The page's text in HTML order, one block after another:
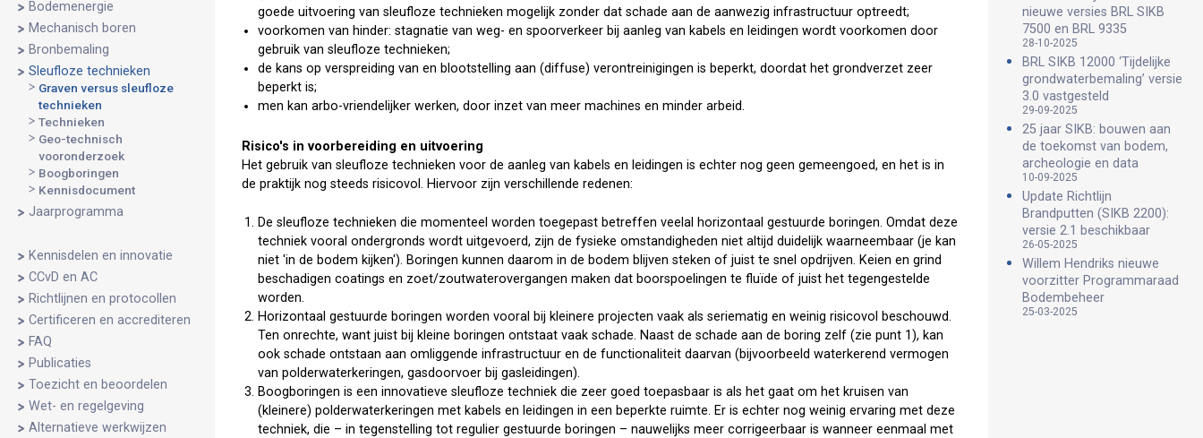
Bodemenergie
Mechanisch boren
Bronbemaling
Sleufloze technieken
Graven versus sleufloze
technieken
Technieken
Geo-technisch
vooronderzoek
Boogboringen
Kennisdocument
Jaarprogramma
Kennisdelen en innovatie
CCvD en AC
Richtlijnen en protocollen
Certificeren en accrediteren
FAQ
Publicaties
Toezicht en beoordelen
Wet- en regelgeving
Alternatieve werkwijzen
goede uitvoering van sleufloze technieken mogelijk zonder dat schade aan de aanwezig infrastructuur optreedt;
voorkomen van hinder: stagnatie van weg- en spoorverkeer bij aanleg van kabels en leidingen wordt voorkomen door
gebruik van sleufloze technieken;
de kans op verspreiding van en blootstelling aan (diffuse) verontreinigingen is beperkt, doordat het grondverzet zeer
beperkt is;
men kan arbo-vriendelijker werken, door inzet van meer machines en minder arbeid.
Risico's in voorbereiding en uitvoering
Het gebruik van sleufloze technieken voor de aanleg van kabels en leidingen is echter nog geen gemeengoed, en het is in
de praktijk nog steeds risicovol. Hiervoor zijn verschillende redenen:
De sleufloze technieken die momenteel worden toegepast betreffen veelal horizontaal gestuurde boringen. Omdat deze
techniek vooral ondergronds wordt uitgevoerd, zijn de fysieke omstandigheden niet altijd duidelijk waarneembaar (je kan
niet 'in de bodem kijken'). Boringen kunnen daarom in de bodem blijven steken of juist te snel opdrijven. Keien en grind
beschadigen coatings en zoet/zoutwaterovergangen maken dat boorspoelingen te fluïde of juist het tegengestelde
worden.
Horizontaal gestuurde boringen worden vooral bij kleinere projecten vaak als seriematig en weinig risicovol beschouwd.
Ten onrechte, want juist bij kleine boringen ontstaat vaak schade. Naast de schade aan de boring zelf (zie punt 1), kan
ook schade ontstaan aan omliggende infrastructuur en de functionaliteit daarvan (bijvoorbeeld waterkerend vermogen
van polderwaterkeringen, gasdoorvoer bij gasleidingen).
Boogboringen is een innovatieve sleufloze techniek die zeer goed toepasbaar is als het gaat om het kruisen van
(kleinere) polderwaterkeringen met kabels en leidingen in een beperkte ruimte. Er is echter nog weinig ervaring met deze
techniek, die – in tegenstelling tot regulier gestuurde boringen – nauwelijks meer corrigeerbaar is wanneer eenmaal met
nieuwe versies BRL SIKB
7500 en BRL 9335
28-10-2025
BRL SIKB 12000 ‘Tijdelijke
grondwaterbemaling’ versie
3.0 vastgesteld
29-09-2025
25 jaar SIKB: bouwen aan
de toekomst van bodem,
archeologie en data
10-09-2025
Update Richtlijn
Brandputten (SIKB 2200):
versie 2.1 beschikbaar
26-05-2025
Willem Hendriks nieuwe
voorzitter Programmaraad
Bodembeheer
25-03-2025